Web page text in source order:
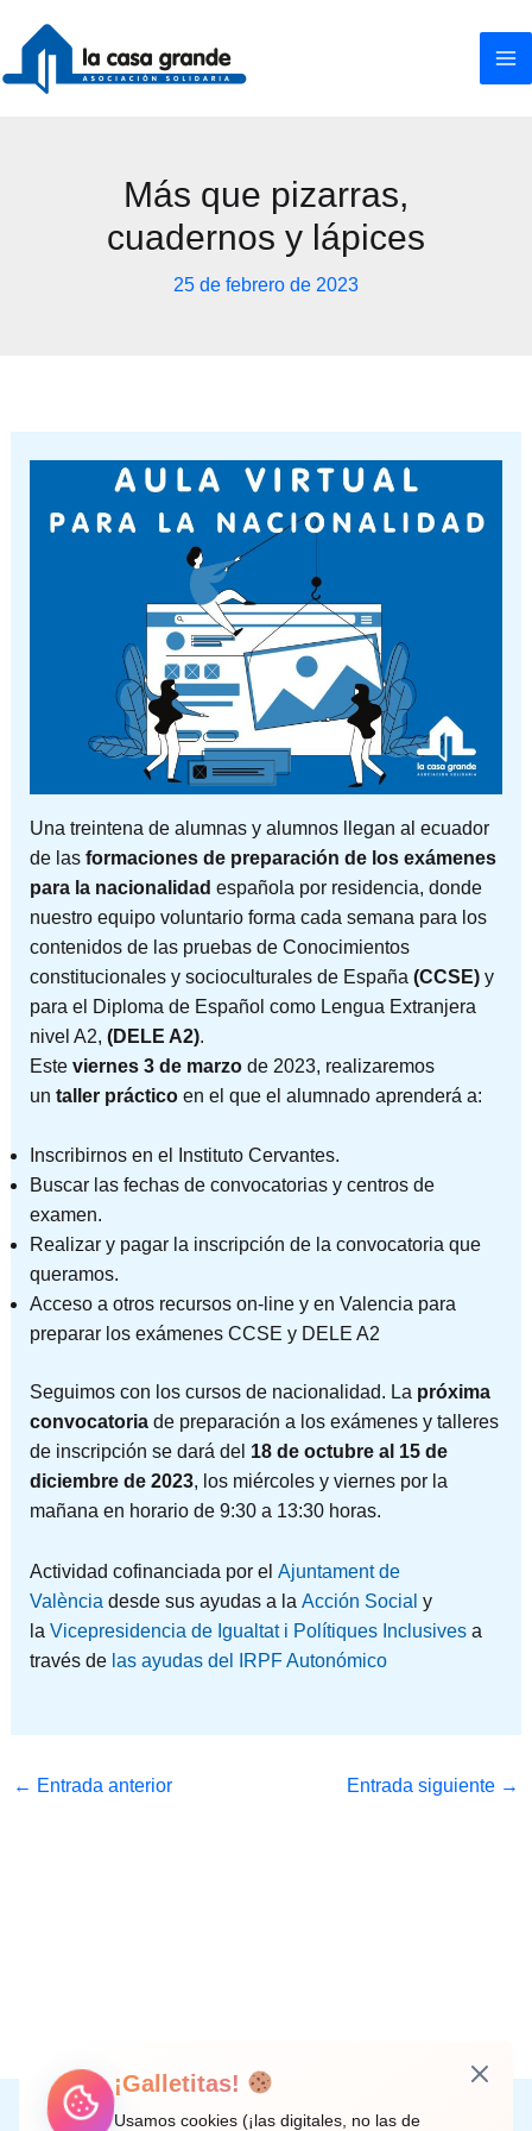
contenido
Más que pizarras,
cuadernos y lápices
25 de febrero de 2023
Una treintena de alumnas y alumnos llegan al ecuador
de las formaciones de preparación de los exámenes
para la nacionalidad española por residencia, donde
nuestro equipo voluntario forma cada semana para los
contenidos de las pruebas de Conocimientos
constitucionales y socioculturales de España (CCSE)y
para el Diploma de Español como Lengua Extranjera
nivel A2, (DELE A2).
Este viernes 3 de marzode 2023, realizaremos
un taller prácticoen el que el alumnado aprenderá a:
Inscribirnos en el Instituto Cervantes.
Buscar las fechas de convocatorias y centros de
examen.
Realizar y pagar la inscripción de la convocatoria que
queramos.
Acceso a otros recursos on-line y en Valencia para
preparar los exámenes CCSE y DELE A2
Seguimos con los cursos de nacionalidad. La próxima
convocatoriade preparación a los exámenes y talleres
de inscripción se dará del 18 de octubre al 15 de
diciembre de 2023, los miércoles y viernes por la
mañana en horario de 9:30 a 13:30 horas.
Actividad cofinanciada por el Ajuntament de
València desde sus ayudas a la Acción Social y
la Vicepresidencia de Igualtat i Polítiques Inclusives a
través de las ayudas del IRPF Autonómico
← Entrada anterior Entrada siguiente →
Instagram
Facebook
X LinkedIn
Correo electrónico
¡Galletitas!
Usamos cookies (¡las digitales, no las de